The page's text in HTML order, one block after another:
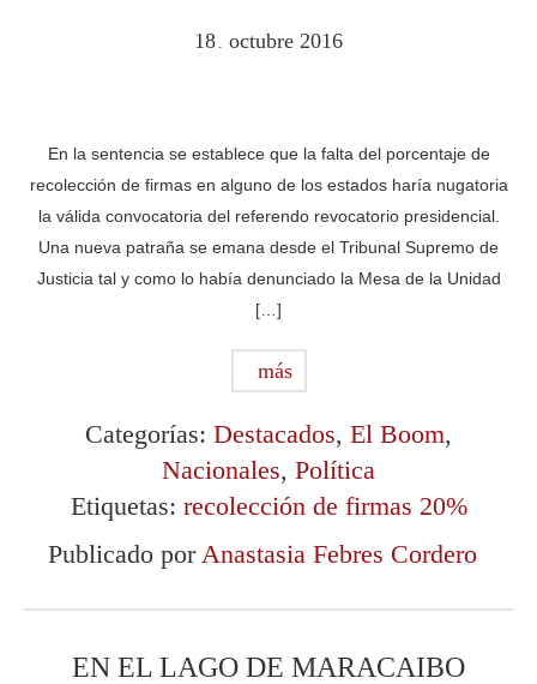
18 . octubre 2016
En la sentencia se establece que la falta del porcentaje de
recolección de firmas en alguno de los estados haría nugatoria
la válida convocatoria del referendo revocatorio presidencial.
Una nueva patraña se emana desde el Tribunal Supremo de
Justicia tal y como lo había denunciado la Mesa de la Unidad
[…]
más
Categorías: Destacados, El Boom,
Nacionales, Política
Etiquetas: recolección de firmas 20%
Publicado porAnastasia Febres Cordero
EN EL LAGO DE MARACAIBO